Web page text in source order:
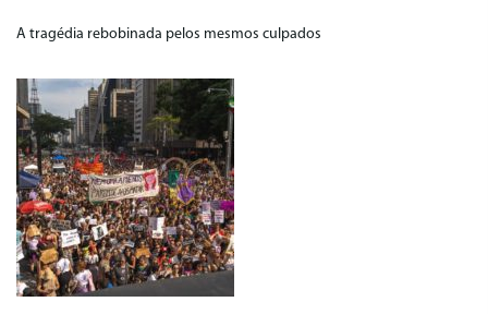
A tragédia rebobinada pelos mesmos culpados